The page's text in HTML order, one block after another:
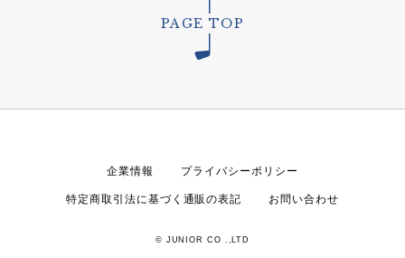
PAGE TOP
© JUNIOR CO .,LTD
企業情報 プライバシーポリシー
特定商取引法に基づく通販の表記 お問い合わせ